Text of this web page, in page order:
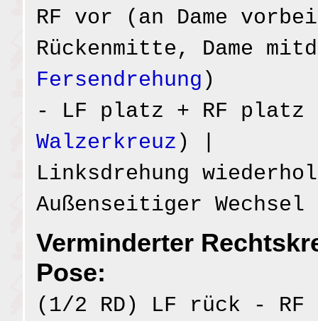
RF vor (an Dame
Rückenmitte, Dame
Fersendrehung )
- LF platz + RF platz
Walzerkreuz ) |
Linksdrehung
Außenseitiger
Verminderter
Pose:
(1/2 RD) LF rück -